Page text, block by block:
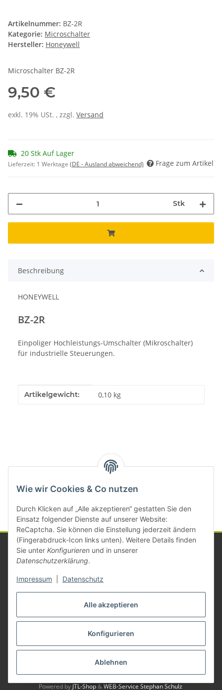
Alle akzeptieren
Konfigurieren
Ablehnen
Wie wir Cookies & Co nutzen
Durch Klicken auf „Alle akzeptieren“ gestatten Sie den
Einsatz folgender Dienste auf unserer Website:
ReCaptcha. Sie können die Einstellung jederzeit ändern
(Fingerabdruck-Icon links unten). Weitere Details finden
Sie unter Konfigurieren und in unserer
Datenschutzerklärung.
Impressum Datenschutz
Artikelnummer: BZ-2R
Kategorie: Microschalter
Hersteller: Honeywell
Microschalter BZ-2R
9,50 €
exkl. 19% USt. , zzgl. Versand
20 Stk Auf Lager
Lieferzeit: 1 Werktage (DE - Ausland abweichend) Frage zum Artikel
Stk
Beschreibung
HONEYWELL
BZ-2R
Einpoliger Hochleistungs-Umschalter (Mikroschalter)
für industrielle Steuerungen.
Produkteigenschaft
Wert
Artikelgewicht: 0,10 kg
Kategorien
Gesetzliche Informationen
Vertrag widerrufen
* Alle Preise zzgl. gesetzlicher USt., zzgl.Versand
© Michael Mayer Besucherzähler: 1381111
Powered by JTL-Shop&WEB-Service Stephan Schulz